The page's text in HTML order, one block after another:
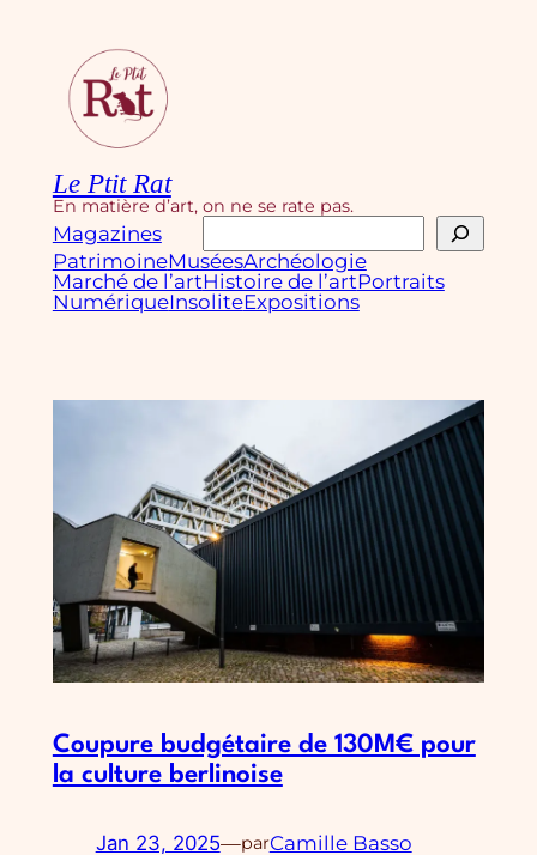
contenu
Le Ptit Rat
En matière d’art, on ne se rate pas.
Magazines
Rechercher
PatrimoineMuséesArchéologie
Marché de l’artHistoire de l’artPortraits
NumériqueInsoliteExpositions
Coupure budgétaire de 130M€ pour
la culture berlinoise
Jan 23, 2025—parCamille Basso